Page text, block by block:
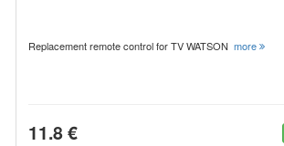
Replacement remote control for TV WATSON more
11.8 €